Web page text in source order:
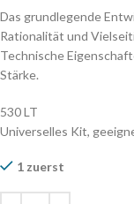
Das grundlegende
Rationalität und
Technische
Stärke.
530 LT
Universelles Kit,
1 zuerst